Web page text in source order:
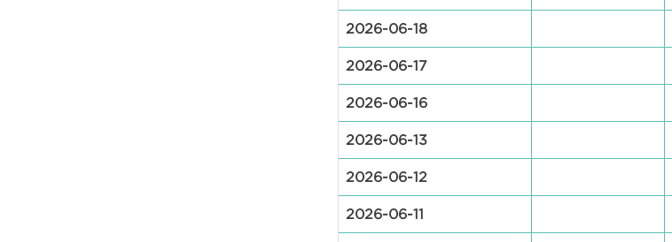
2026-06-18
2026-06-17
2026-06-16
2026-06-13
2026-06-12
2026-06-11